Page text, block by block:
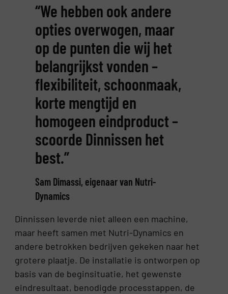
“We hebben ook andere
opties overwogen, maar
op de punten die wij het
belangrijkst vonden –
flexibiliteit, schoonmaak,
korte mengtijd en
homogeen eindproduct –
scoorde Dinnissen het
best.”
Sam Dimassi, eigenaar van Nutri-
Dynamics
Dinnissen leverde niet alleen een machine,
maar heeft samen met Nutri-Dynamics en
andere betrokken bedrijven gekeken naar het
grotere plaatje. De installatie is ontworpen op
basis van de beginsituatie, het gewenste
eindresultaat, benodigde processtappen, de